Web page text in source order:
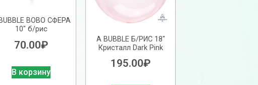
BOBO СФЕРА
10″ б/рис
70.00₽
В корзину
А BUBBLE Б/РИС 18″
Кристалл Dark Pink
195.00₽